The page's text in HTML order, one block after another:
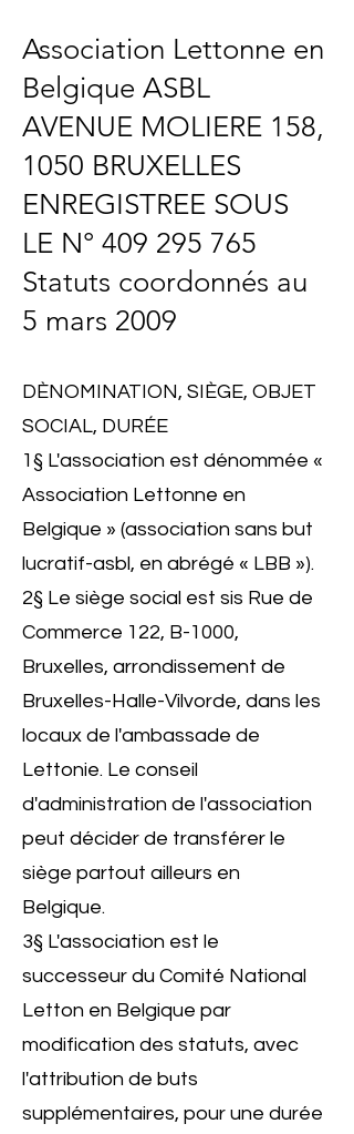
Association Lettonne en
Belgique ASBL
AVENUE MOLIERE 158,
1050 BRUXELLES
ENREGISTREE SOUS
LE N° 409 295 765
Statuts coordonnés au
5 mars 2009
DÈNOMINATION, SIÈGE, OBJET
SOCIAL, DURÉE
1§ L'association est dénommée «
Association Lettonne en
Belgique » (association sans but
lucratif-asbl, en abrégé « LBB »).
2§ Le siège social est sis Rue de
Commerce 122, B-1000,
Bruxelles, arrondissement de
Bruxelles-Halle-Vilvorde, dans les
locaux de l'ambassade de
Lettonie. Le conseil
d'administration de l'association
peut décider de transférer le
siège partout ailleurs en
Belgique.
3§ L'association est le
successeur du Comité National
Letton en Belgique par
modification des statuts, avec
l'attribution de buts
supplémentaires, pour une durée